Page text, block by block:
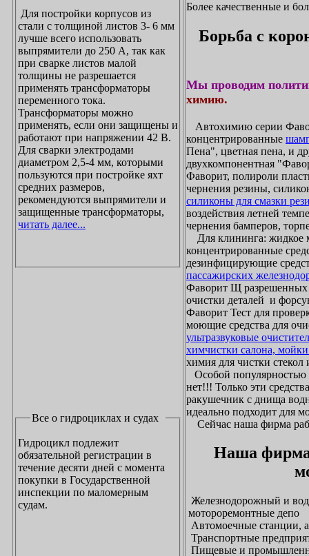
Для постройки корпусов из
стали с толщиной листов 3- 6 мм
лучше всего использовать
выпрямители до 250 А, так как
при сварке листов малой
толщины не разрешается
применять трансформаторы
переменного тока.
Трансформаторы можно
применять, если они защищены и
работают при напряжении 42 В.
Для сварки электродами
диаметром 2,5-4 мм, которыми
пользуются при постройке яхт
средних размеров,
рекомендуются выпрямители и
защищенные трансформаторы,
читать далее...
Все о гидроциклах и судах
Гидроцикл подлежит
обязательной регистрации в
течение десяти дней с момента
покупки в Государственной
инспекции по маломерным
судам.
Более качественные и
Борьба с
Мы проводим
химию.
Автохимию серии
концентрированные
Пена", цветная пена, и
двухкомпонентная
Фаворит, полироли
чернения резины,
силиконы для смазки
воздействия летней
чернения бамперов,
Для клининга: жидкое
концентрированные
дезинфицирующие
пассажирских
Фаворит Щ
очистки деталей и
Фаворит Тест для
моющие средства для
ультразвуковые
химчистки салона,
химия для чистки стекол
Особой популярностью
нет!!! Только эти
ракушечник с днища
идеально подходит для
Сейчас наша фирма
Наша фирма
Железнодорожный и
мотороремонтные депо
Автомоечные станции,
Транспортные
Пищевые и